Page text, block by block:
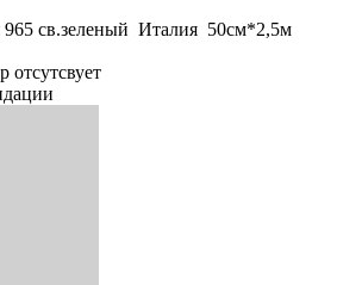
965 св.зеленый Италия 50см*2,5м